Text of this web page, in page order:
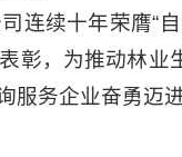
连续十年荣膺“
彰，为推动林业
服务企业奋勇迈进